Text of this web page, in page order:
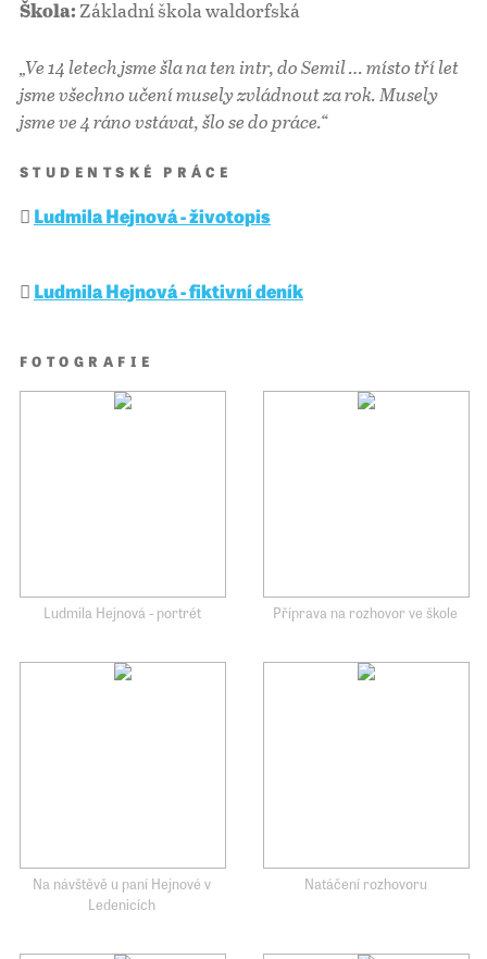
Škola: Základní škola waldorfská
„Ve 14 letech jsme šla na ten intr, do Semil … místo tří let
jsme všechno učení musely zvládnout za rok. Musely
jsme ve 4 ráno vstávat, šlo se do práce.“
STUDENTSKÉ PRÁCE
Ludmila Hejnová - životopis
Ludmila Hejnová - fiktivní deník
FOTOGRAFIE
Ludmila Hejnová - portrét Příprava na rozhovor ve škole
Na návštěvě u paní Hejnové v
Ledenicích
Natáčení rozhovoru